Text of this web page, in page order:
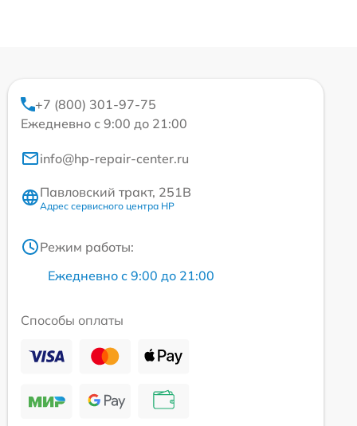
+7 (800) 301-97-75
Ежедневно с 9:00 до 21:00
info@hp-repair-center.ru
Павловский тракт, 251В
Адрес сервисного центра HP
Режим работы:
Ежедневно с 9:00 до 21:00
Способы оплаты